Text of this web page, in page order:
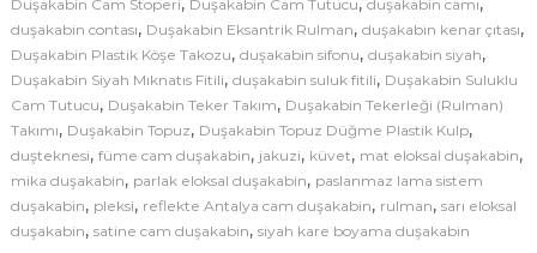
l
l
e
r
i
|
A
n
t
b
i
n
s
t
e
m
l
Duşakabin Cam Stoperi Duşakabin Cam Tutucu duşakabin camı
duşakabin contası, Duşakabin Eksantrik Rulman, duşakabin kenar çıtası,
Duşakabin Plastik Köşe Takozu, duşakabin sifonu, duşakabin siyah,
Duşakabin Siyah Mıknatıs Fitili, duşakabin suluk fitili, Duşakabin Suluklu
Cam Tutucu, Duşakabin Teker Takım, Duşakabin Tekerleği (Rulman)
Takımı, Duşakabin Topuz, Duşakabin Topuz Düğme Plastik Kulp,
duşteknesi, füme cam duşakabin, jakuzi, küvet, mat eloksal duşakabin,
mika duşakabin, parlak eloksal duşakabin, paslanmaz lama sistem
duşakabin, pleksi, reflekte Antalya cam duşakabin, rulman, sarı eloksal
duşakabin, satine cam duşakabin, siyah kare boyama duşakabin